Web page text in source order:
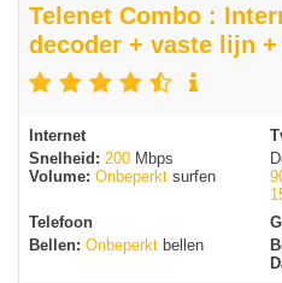
Telenet Combo :
decoder + vaste lijn
Internet
Snelheid: 200 Mbps
Volume: Onbeperkt surfen
Telefoon
Bellen: Onbeperkt bellen